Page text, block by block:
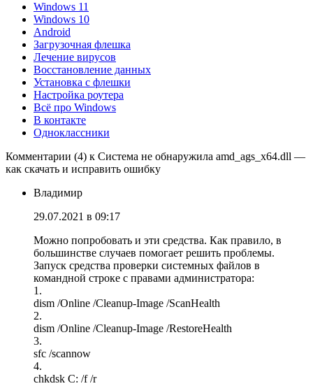
Windows 11
Windows 10
Android
Загрузочная флешка
Лечение вирусов
Восстановление данных
Установка с флешки
Настройка роутера
Всё про Windows
В контакте
Одноклассники
Комментарии (4) к Система не обнаружила amd_ags_x64.dll —
как скачать и исправить ошибку
Владимир
29.07.2021 в 09:17
Можно попробовать и эти средства. Как правило, в
большинстве случаев помогает решить проблемы.
Запуск средства проверки системных файлов в
командной строке с правами администратора:
1.
dism /Online /Cleanup-Image /ScanHealth
2.
dism /Online /Cleanup-Image /RestoreHealth
3.
sfc /scannow
4.
chkdsk C: /f /r